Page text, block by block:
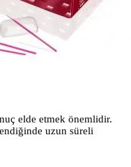
elde etmek önemlidir.
uzun süreli